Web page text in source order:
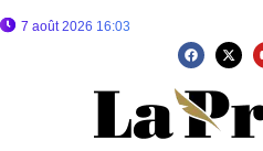
7 août 2026 16:03